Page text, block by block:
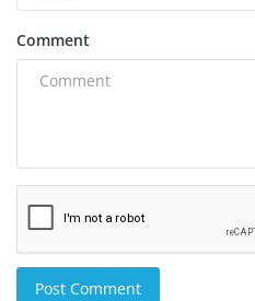
Comment
Post Comment